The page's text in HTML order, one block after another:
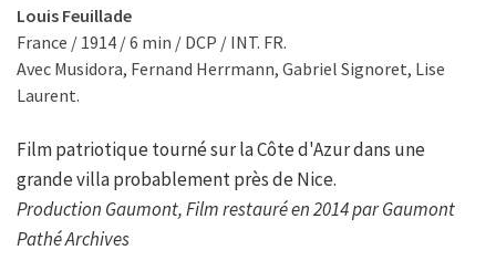
Louis Feuillade
France / 1914 / 6 min / DCP / INT. FR.
Avec Musidora, Fernand Herrmann, Gabriel Signoret, Lise
Laurent.
Film patriotique tourné sur la Côte d'Azur dans une
grande villa probablement près de Nice.
Production Gaumont, Film restauré en 2014 par Gaumont
Pathé Archives